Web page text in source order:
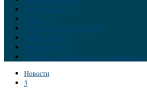
Теория заговора
Украина
Новый Мировой Порядок
Тайны истории
Обратная связь
Правила комментирования материалов
Новости
3